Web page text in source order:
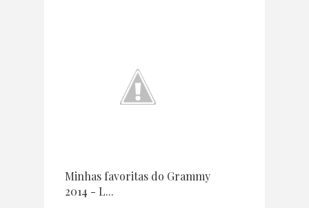
Minhas favoritas do Grammy
2014 - L...